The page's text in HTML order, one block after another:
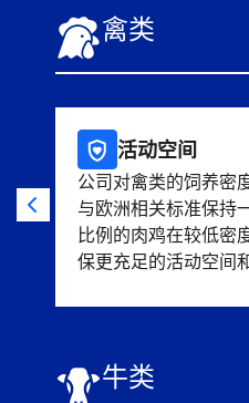
禽类
活动空间
公司对禽类的饲养密
与欧洲相关标准保持
比例的肉鸡在较低密
保更充足的活动空间
牛类